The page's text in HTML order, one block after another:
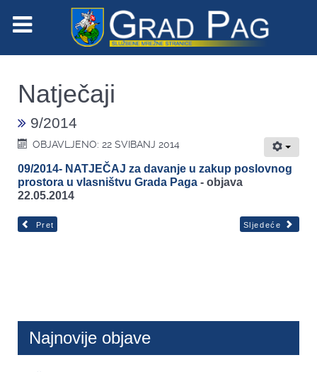
Natječaji
9/2014
OBJAVLJENO: 22 SVIBANJ 2014
09/2014- NATJEČAJ za davanje u zakup poslovnog
prostora u vlasništvu Grada Paga - objava
22.05.2014
Pret Sljedeće
Najnovije objave